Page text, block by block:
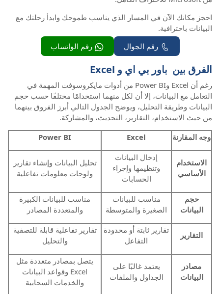
احجز مكانك الآن في المسار الذي يناسب طموحك وابدأ رحلتك مع
البيانات باحترافية.
رقم الجوال
رقم الواتساب
الفرق بين باور بي اي و Excel
رغم أن Excel وPower BI من أدوات مايكروسوفت المهمة في
التعامل مع البيانات، إلا أن لكل منهما استخدامًا مختلفًا حسب حجم
البيانات وطريقة التحليل، ويوضح الجدول التالي أبرز الفروق بينهما
من حيث الاستخدام، التقارير، التحديث، والمشاركة.
وجه المقارنة
Excel
Power BI
الاستخدام
الأساسي
إدخال البيانات
وتنظيمها وإجراء
الحسابات
تحليل البيانات وإنشاء تقارير
ولوحات معلومات تفاعلية
حجم
البيانات
مناسب للبيانات
الصغيرة والمتوسطة
مناسب للبيانات الكبيرة
والمتعددة المصادر
التقارير
تقارير ثابتة أو محدودة
التفاعل
تقارير تفاعلية قابلة للتصفية
والتحليل
مصادر
البيانات
يعتمد غالبًا على
الجداول والملفات
يتصل بمصادر متعددة مثل
Excel وقواعد البيانات
والخدمات السحابية